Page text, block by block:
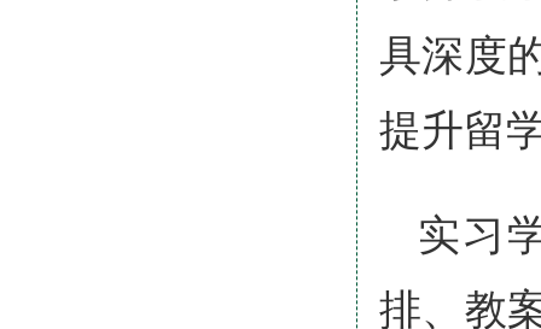
具深度
提升留
实习
排、教